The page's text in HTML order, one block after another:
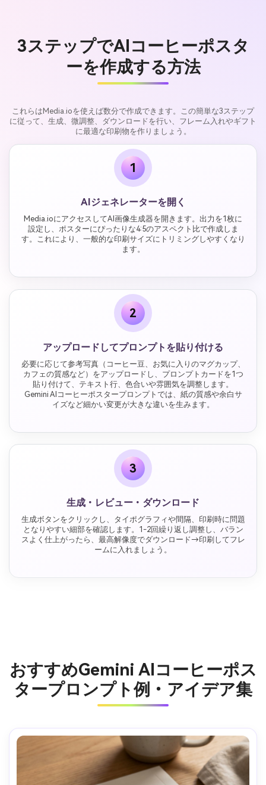
3ステップでAIコーヒーポスタ
ーを作成する方法
これらはMedia.ioを使えば数分で作成できます。この簡単な3ステップ
に従って、生成、微調整、ダウンロードを行い、フレーム入れやギフト
に最適な印刷物を作りましょう。
1
AIジェネレーターを開く
Media.ioにアクセスしてAI画像生成器を開きます。出力を1枚に
設定し、ポスターにぴったりな4:5のアスペクト比で作成しま
す。これにより、一般的な印刷サイズにトリミングしやすくなり
ます。
2
アップロードしてプロンプトを貼り付ける
必要に応じて参考写真（コーヒー豆、お気に入りのマグカップ、
カフェの質感など）をアップロードし、プロンプトカードを1つ
貼り付けて、テキスト行、色合いや雰囲気を調整します。
Gemini AIコーヒーポスタープロンプトでは、紙の質感や余白サ
イズなど細かい変更が大きな違いを生みます。
3
生成・レビュー・ダウンロード
生成ボタンをクリックし、タイポグラフィや間隔、印刷時に問題
となりやすい細部を確認します。1-2回繰り返し調整し、バラン
スよく仕上がったら、最高解像度でダウンロード→印刷してフレ
ームに入れましょう。
おすすめGemini AIコーヒーポス
タープロンプト例・アイデア集